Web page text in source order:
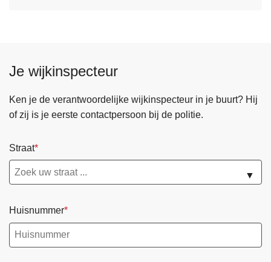
Je wijkinspecteur
Ken je de verantwoordelijke wijkinspecteur in je buurt? Hij
of zij is je eerste contactpersoon bij de politie.
Straat
▼
Huisnummer